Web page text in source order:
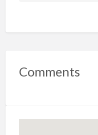
Comments